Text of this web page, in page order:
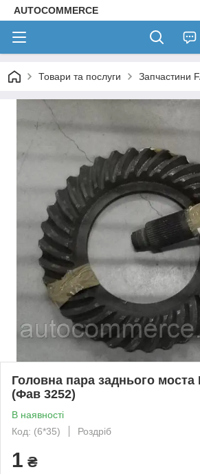
AUTOCOMMERCE
Товари та послуги Запчастини
Головна пара заднього моста
(Фав 3252)
В наявності
Код: (6*35)
Роздріб
1 ₴